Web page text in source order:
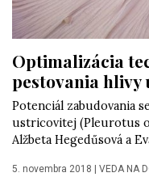
Optimalizácia
pestovania
Potenciál zabudovania
ustricovitej (Pleurotus
Alžbeta Hegedűsová a
5. novembra 2018 VEDA NA